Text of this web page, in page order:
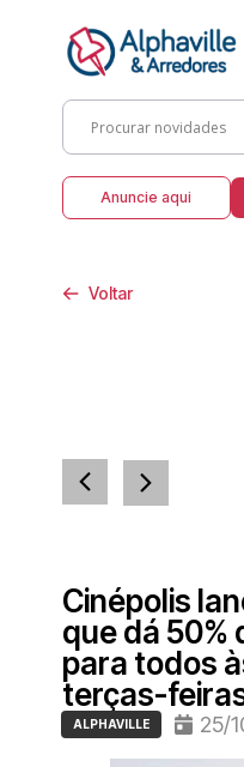
Anuncie aqui
Voltar
Cinépolis
que dá 50%
para todos
terças-
ALPHAVILLE 25/